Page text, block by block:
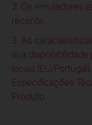
2. Os emuladores
recente.
3. As
sua
locais (EU/
Especificações
Produto.